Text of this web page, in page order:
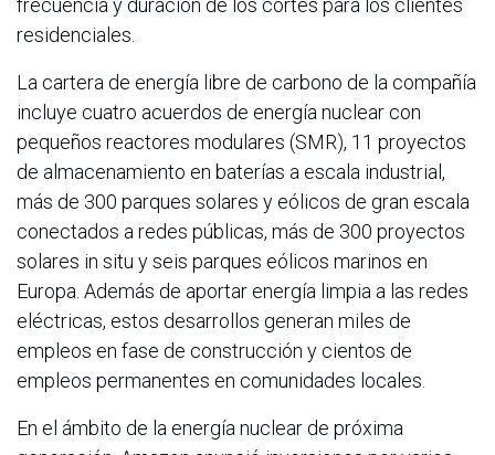
frecuencia y duración de los cortes para los clientes
residenciales.
La cartera de energía libre de carbono de la compañía
incluye cuatro acuerdos de energía nuclear con
pequeños reactores modulares (SMR), 11 proyectos
de almacenamiento en baterías a escala industrial,
más de 300 parques solares y eólicos de gran escala
conectados a redes públicas, más de 300 proyectos
solares in situ y seis parques eólicos marinos en
Europa. Además de aportar energía limpia a las redes
eléctricas, estos desarrollos generan miles de
empleos en fase de construcción y cientos de
empleos permanentes en comunidades locales.
En el ámbito de la energía nuclear de próxima